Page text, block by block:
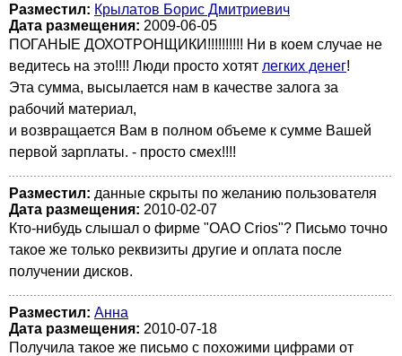
Разместил: Крылатов Борис Дмитриевич
Дата размещения: 2009-06-05
ПОГАНЫЕ ДОХОТРОНЩИКИ!!!!!!!!!! Ни в коем случае не
ведитесь на это!!!! Люди просто хотят легких денег!
Эта сумма, высылается нам в качестве залога за
рабочий материал,
и возвращается Вам в полном объеме к сумме Вашей
первой зарплаты. - просто смех!!!!
Разместил: данные скрыты по желанию пользователя
Дата размещения: 2010-02-07
Кто-нибудь слышал о фирме "ОАО Crios"? Письмо точно
такое же только реквизиты другие и оплата после
получении дисков.
Разместил: Анна
Дата размещения: 2010-07-18
Получила такое же письмо с похожими цифрами от